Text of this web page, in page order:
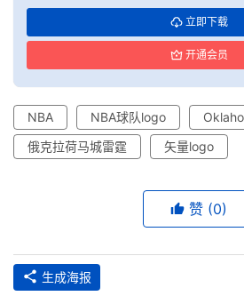
立即下载
开通会员
NBA NBA球队logo
俄克拉荷马城雷霆
矢量logo
赞 (0)
生成海报